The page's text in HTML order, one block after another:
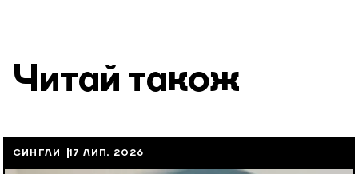
Читай також
СИНГЛИ 17 ЛИП, 2026